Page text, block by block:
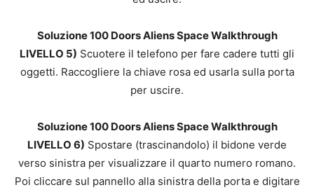
Soluzione 100 Doors Aliens Space Walkthrough
LIVELLO 5) Scuotere il telefono per fare cadere tutti gli
oggetti. Raccogliere la chiave rosa ed usarla sulla porta
per uscire.
Soluzione 100 Doors Aliens Space Walkthrough
LIVELLO 6) Spostare (trascinandolo) il bidone verde
verso sinistra per visualizzare il quarto numero romano.
Poi cliccare sul pannello alla sinistra della porta e digitare